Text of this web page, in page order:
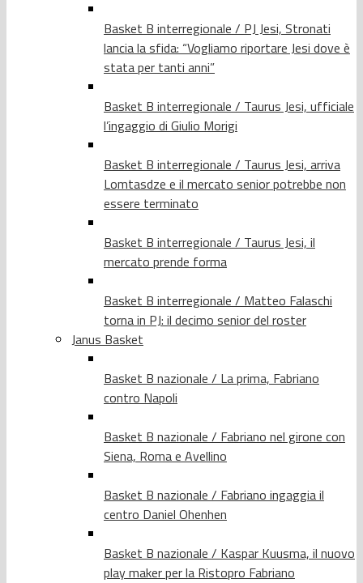
Basket B interregionale / PJ Jesi, Stronati
lancia la sfida: “Vogliamo riportare Jesi dove è
stata per tanti anni”
Basket B interregionale / Taurus Jesi, ufficiale
l’ingaggio di Giulio Morigi
Basket B interregionale / Taurus Jesi, arriva
Lomtasdze e il mercato senior potrebbe non
essere terminato
Basket B interregionale / Taurus Jesi, il
mercato prende forma
Basket B interregionale / Matteo Falaschi
torna in PJ: il decimo senior del roster
Janus Basket
Basket B nazionale / La prima, Fabriano
contro Napoli
Basket B nazionale / Fabriano nel girone con
Siena, Roma e Avellino
Basket B nazionale / Fabriano ingaggia il
centro Daniel Ohenhen
Basket B nazionale / Kaspar Kuusma, il nuovo
play maker per la Ristopro Fabriano